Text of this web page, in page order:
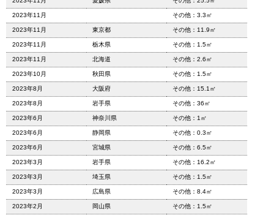
2023年11月 その他：3.3㎡
2023年11月 東京都 その他：11.9㎡
2023年11月 栃木県 その他：1.5㎡
2023年11月 北海道 その他：2.6㎡
2023年10月 秋田県 その他：1.5㎡
2023年8月 大阪府 その他：15.1㎡
2023年8月 岩手県 その他：36㎡
2023年6月 神奈川県 その他：1㎡
2023年6月 静岡県 その他：0.3㎡
2023年6月 宮城県 その他：6.5㎡
2023年3月 岩手県 その他：16.2㎡
2023年3月 埼玉県 その他：1.5㎡
2023年3月 広島県 その他：8.4㎡
2023年2月 岡山県 その他：1.5㎡